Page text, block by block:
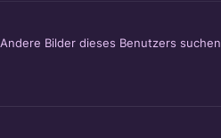
Andere Bilder dieses Benutzers suchen